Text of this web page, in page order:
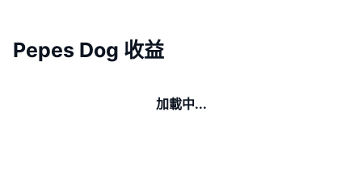
Pepes Dog 收益
加載中...